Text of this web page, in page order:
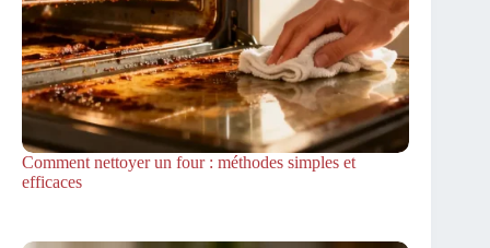
Comment nettoyer un four : méthodes simples et
efficaces